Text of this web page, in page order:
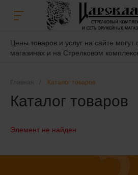
Цены товаров и услуг на сайте могут
магазинах и на Стрелковом
Главная Каталог товаров
Каталог товаров
Элемент не найден